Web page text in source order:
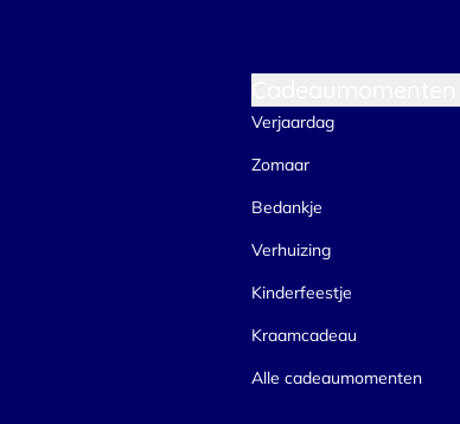
Verjaardag
Zomaar
Bedankje
Verhuizing
Kinderfeestje
Kraamcadeau
Alle cadeaumomenten